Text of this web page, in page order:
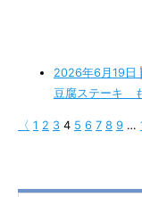
2026年6月19日
豆腐ステーキ
〈 1 2 3 4 5 6 7 8 9 …